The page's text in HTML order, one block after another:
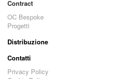
Contract
OC Bespoke
Progetti
Distribuzione
Contatti
Privacy Policy